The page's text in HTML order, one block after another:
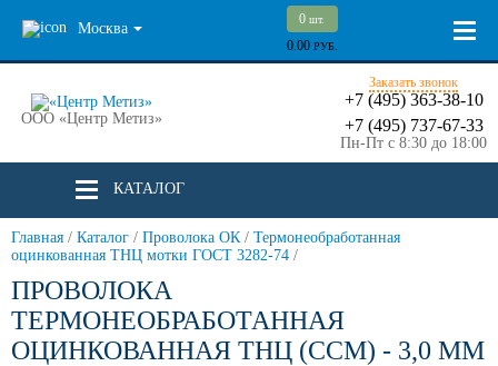
Москва
0 шт.
0.00 РУБ.
ООО «Центр Метиз»
Заказать звонок
+7 (495) 363-38-10
+7 (495) 737-67-33
Пн-Пт с 8:30 до 18:00
КАТАЛОГ
Главная / Каталог / Проволока ОК / Термонеобработанная
оцинкованная ТНЦ мотки ГОСТ 3282-74 /
ПРОВОЛОКА
ТЕРМОНЕОБРАБОТАННАЯ
ОЦИНКОВАННАЯ ТНЦ (ССМ) - 3,0 ММ